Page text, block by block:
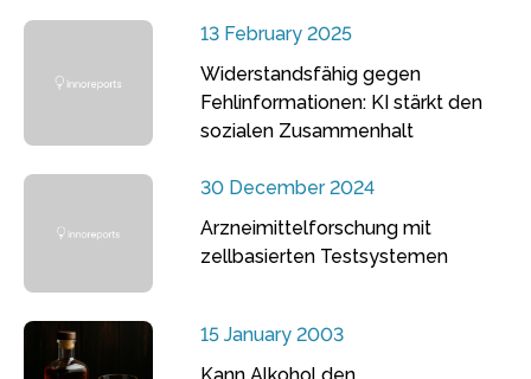
13 February 2025
Widerstandsfähig gegen
Fehlinformationen: KI stärkt den
sozialen Zusammenhalt
30 December 2024
Arzneimittelforschung mit
zellbasierten Testsystemen
15 January 2003
Kann Alkohol den